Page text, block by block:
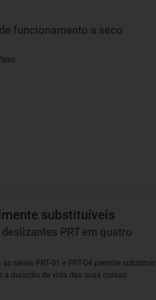
funcionamento a seco
substituíveis
PRT em quatro
séries PRT-01 e PRT-04 permite substituir
a duração de vida das suas coroas